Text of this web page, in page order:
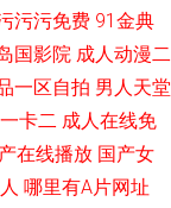
污污免费 91金典
国影院 成人动漫二
一区自拍 男人天堂
卡二 成人在线免
在线播放 国产女
哪里有A片网址